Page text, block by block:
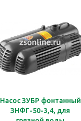
Насос ЗУБР фонтанный
ЗНФГ-50-3,4, для